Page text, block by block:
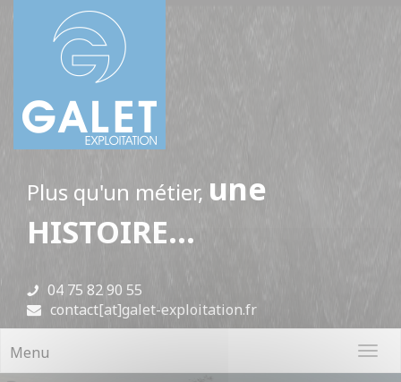
Plus qu'un métier, une
HISTOIRE...
04 75 82 90 55
contact[at]galet-exploitation.fr
Menu
Panneau de gestion des cookies